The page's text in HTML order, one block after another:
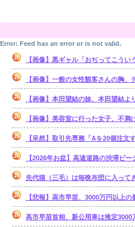
Error: Feed has an error or is not valid.
【画像】黒ギャル「おぢってこう
【画像】一般の女性観客さんの胸
【画像】本田望結の妹、本田望結
【画像】美容室に行った女子、不満
【呆然】取引先専務「Aを20個注文する」ぼく「いつも1～
【2026年お盆】高速道路の渋滞ピークはい
先代猫（三毛）は毎晩布団に入ってきたが、時々意地悪
【悲報】高市早苗、3000万円以上
高市早苗首相、新公用車は推定